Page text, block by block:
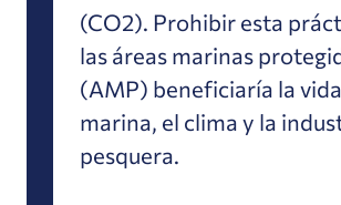
(CO2). Prohibir esta
las áreas marinas
(AMP) beneficiaría la vida
marina, el clima y la
pesquera.